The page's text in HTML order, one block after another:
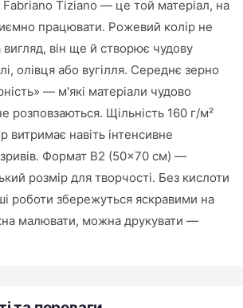
Fabriano Tiziano — це той матеріал, на
працювати. Рожевий колір не
він ще й створює чудову
олівця або вугілля. Середнє зерно
— м'які матеріали чудово
розповзаються. Щільність 160 г/м²
витримає навіть інтенсивне
Формат В2 (50×70 см) —
розмір для творчості. Без кислоти
роботи збережуться яскравими на
малювати, можна друкувати —